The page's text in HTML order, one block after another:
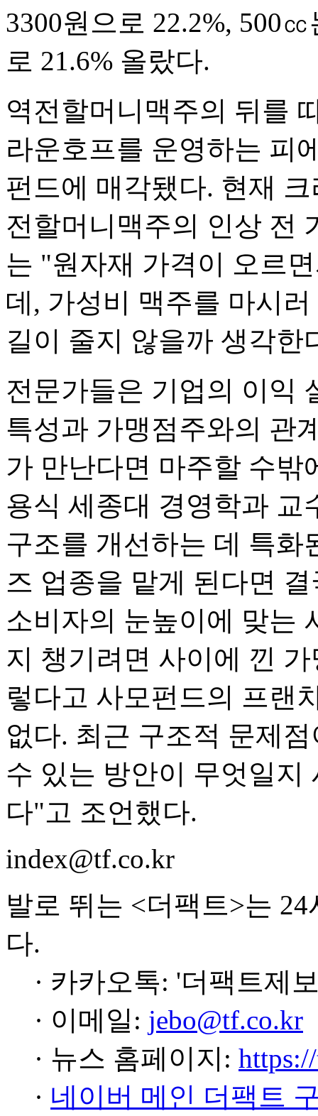
3300원으로 22.2%, 500
로 21.6% 올랐다.
역전할머니맥주의 뒤를
라운호프를 운영하는 피
펀드에 매각됐다. 현재
전할머니맥주의 인상 전
는 "원자재 가격이 오르
데, 가성비 맥주를 마시
길이 줄지 않을까 생각한
전문가들은 기업의 이익
특성과 가맹점주와의 관
가 만난다면 마주할 수밖
용식 세종대 경영학과
구조를 개선하는 데 특화
즈 업종을 맡게 된다면
소비자의 눈높이에 맞는
지 챙기려면 사이에 낀
렇다고 사모펀드의 프랜
없다. 최근 구조적 문제
수 있는 방안이 무엇일지
다"고 조언했다.
index@tf.co.kr
발로 뛰는 <더팩트>는
다.
· 카카오톡: '더팩트제
· 이메일: jebo@tf.co.kr
· 뉴스 홈페이지:
· 네이버 메인 더팩트